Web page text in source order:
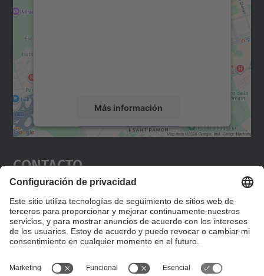
Más información
Aceptar
powered by
Contacto
Editad en la página "Contacto personalizado", que
encontraréis en la raíz de español, vuestros datos
personalizados de contacto.
Formulario de contacto